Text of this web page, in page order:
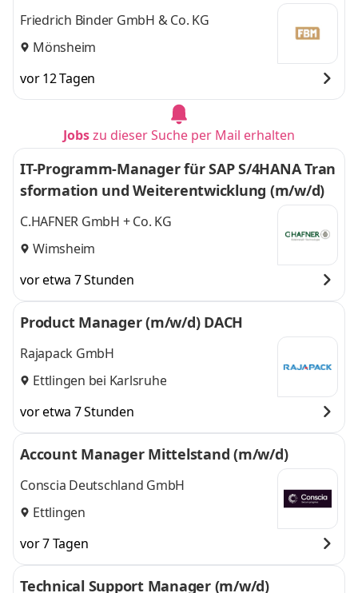
Friedrich Binder GmbH & Co. KG
Mönsheim
vor 12 Tagen
Jobszu dieser Suche per Mail erhalten
IT-Programm-Manager für SAP S/4HANA Tran
sformation und Weiterentwicklung (m/w/d)
C.HAFNER GmbH + Co. KG
Wimsheim
vor etwa 7 Stunden
Product Manager (m/w/d) DACH
Rajapack GmbH
Ettlingen bei Karlsruhe
vor etwa 7 Stunden
Account Manager Mittelstand (m/w/d)
Conscia Deutschland GmbH
Ettlingen
vor 7 Tagen
Technical Support Manager (m/w/d)